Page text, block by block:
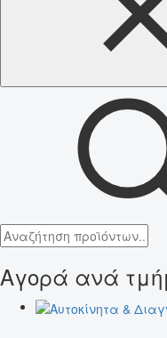
Αγορά ανά